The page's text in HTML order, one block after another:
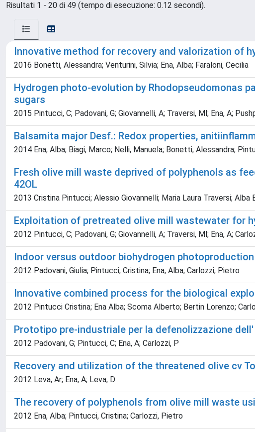
Risultati 1 - 20 di 49 (tempo di esecuzione: 0.12 secondi).
Innovative method for recovery and valorization of
2016 Bonetti, Alessandra; Venturini, Silvia; Ena, Alba; Faraloni, Cecilia
Hydrogen photo-evolution by Rhodopseudomonas
sugars
2015 Pintucci, C; Padovani, G; Giovannelli, A; Traversi, Ml; Ena, A;
Balsamita major Desf.: Redox properties,
2014 Ena, Alba; Biagi, Marco; Nelli, Manuela; Bonetti, Alessandra;
Fresh olive mill waste deprived of polyphenols as
42OL
2013 Cristina Pintucci; Alessio Giovannelli; Maria Laura Traversi; Alba
Exploitation of pretreated olive mill wastewater for
2012 Pintucci, C; Padovani, G; Giovannelli, A; Traversi, Ml; Ena, A;
Indoor versus outdoor biohydrogen
2012 Padovani, Giulia; Pintucci, Cristina; Ena, Alba; Carlozzi, Pietro
Innovative combined process for the biological
2012 Pintucci Cristina; Ena Alba; Scoma Alberto; Bertin Lorenzo;
Prototipo pre-industriale per la defenolizzazione
2012 Padovani, G; Pintucci, C; Ena, A; Carlozzi, P
Recovery and utilization of the threatened olive cv
2012 Leva, Ar; Ena, A; Leva, D
The recovery of polyphenols from olive mill waste
2012 Ena, Alba; Pintucci, Cristina; Carlozzi, Pietro